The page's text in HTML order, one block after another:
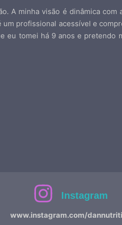
A minha visão é dinâmica com
profissional acessível e
eu tomei há 9 anos e pretendo
Instagram
www.instagram.com/